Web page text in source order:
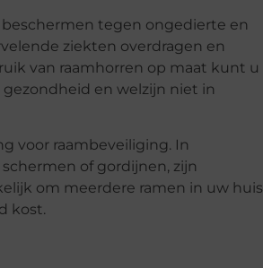
beschermen tegen ongedierte en
ziekten overdragen en
van raamhorren op maat kunt u
en welzijn niet in
voor raambeveiliging. In
of gordijnen, zijn
om meerdere ramen in uw huis
kost.